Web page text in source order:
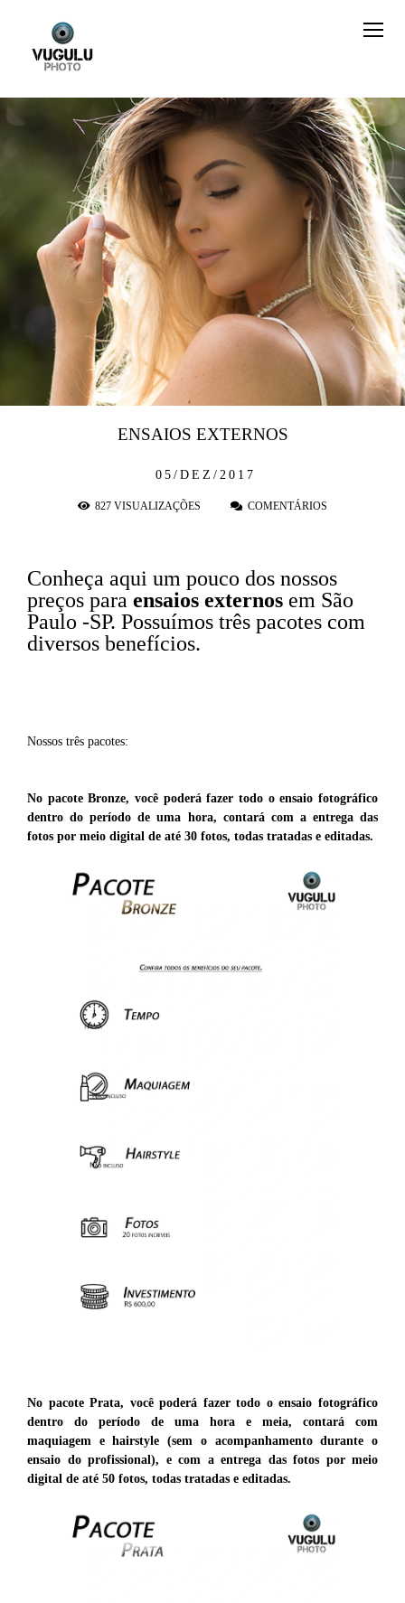
05/DEZ/2017
ENSAIOS EXTERNOS
827 VISUALIZAÇÕES COMENTÁRIOS
Conheça aqui um pouco dos nossos
preços para ensaios externos em São
Paulo -SP. Possuímos três pacotes com
diversos benefícios.
Nossos três pacotes:
No pacote Bronze, você poderá fazer todo o ensaio fotográfico
dentro do período de uma hora, contará com a entrega das
fotos por meio digital de até 30 fotos, todas tratadas e editadas.
No pacote Prata, você poderá fazer todo o ensaio fotográfico
dentro do período de uma hora e meia, contará com
maquiagem e hairstyle (sem o acompanhamento durante o
ensaio do profissional), e com a entrega das fotos por meio
digital de até 50 fotos, todas tratadas e editadas.